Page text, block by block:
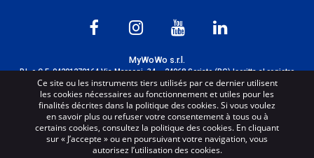
MyWoWo s.r.l.
P.I. e C.F. 04201270164 Via Marconi, 34 – 24068 Seriate (BG) Iscritta al registro
delle imprese di Bergamo con n° iscrizione 443941 – Cap.Soc. € 100.000,00 i.v.
TERMS AND CONDITIONS-CREDITS
Ce site ou les instruments tiers utilisés par ce dernier utilisent
les cookies nécessaires au fonctionnement et utiles pour les
finalités décrites dans la politique des cookies. Si vous voulez
en savoir plus ou refuser votre consentement à tous ou à
certains cookies, consultez la politique des cookies. En cliquant
sur « J’accepte » ou en poursuivant votre navigation, vous
autorisez l’utilisation des cookies.